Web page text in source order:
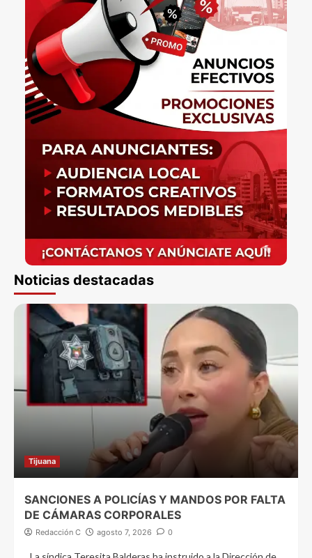
Noticias destacadas
Tijuana
SANCIONES A POLICÍAS Y MANDOS POR FALTA
DE CÁMARAS CORPORALES
Redacción C agosto 7, 2026 0